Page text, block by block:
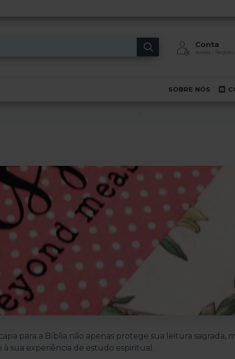
Conta
Acesso / Registo
SOBRE NÓS
para a Bíblia não apenas protege sua leitura sagrada,
sua experiência de estudo espiritual.